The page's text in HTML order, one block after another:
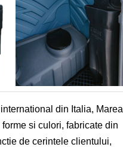
din Italia, Marea
si culori, fabricate din
de cerintele clientului,